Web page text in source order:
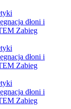
dłoni i
Zabieg
dłoni i
Zabieg
dłoni i
Zabieg